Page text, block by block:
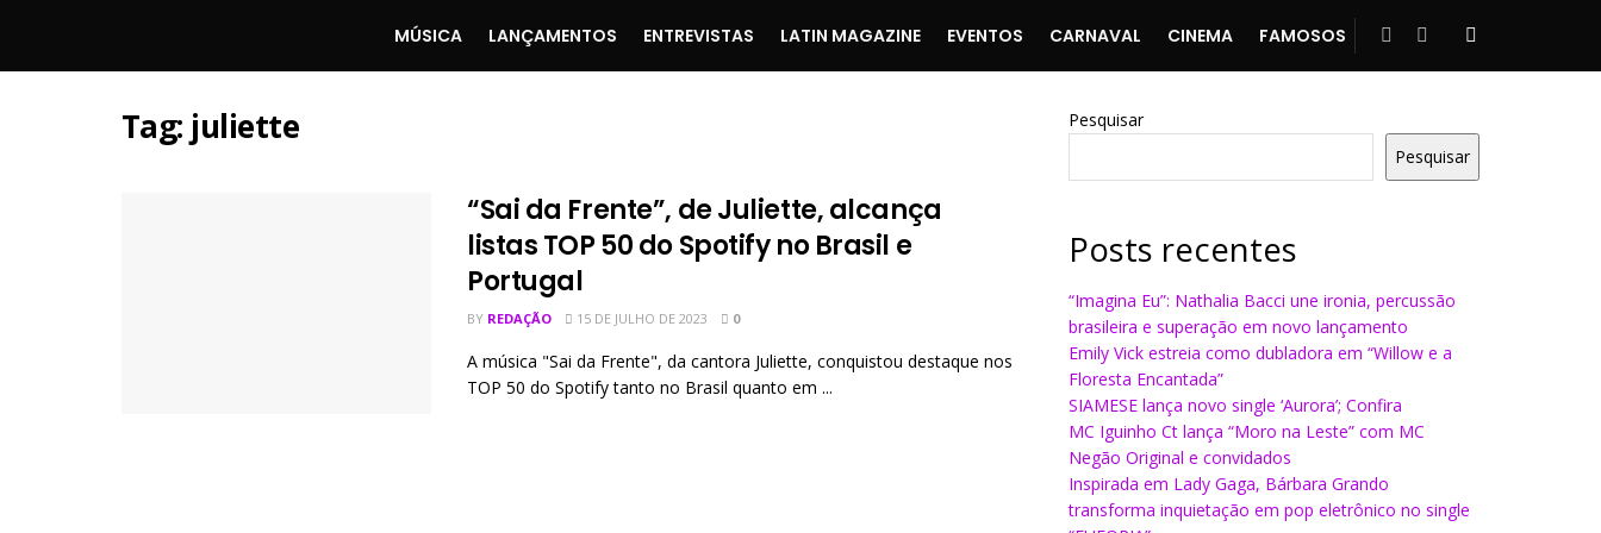
MÚSICA LANÇAMENTOS ENTREVISTAS LATIN MAGAZINE EVENTOS CARNAVAL CINEMA FAMOSOS
Tag: juliette
“Sai da Frente”, de Juliette, alcança
listas TOP 50 do Spotify no Brasil e
Portugal
BY REDAÇÃO 15 DE JULHO DE 2023 0
A música "Sai da Frente", da cantora Juliette, conquistou destaque nos
TOP 50 do Spotify tanto no Brasil quanto em ...
Pesquisar
Pesquisar
Posts recentes
“Imagina Eu”: Nathalia Bacci une ironia, percussão
brasileira e superação em novo lançamento
Emily Vick estreia como dubladora em “Willow e a
Floresta Encantada”
SIAMESE lança novo single ‘Aurora’; Confira
MC Iguinho Ct lança “Moro na Leste” com MC
Negão Original e convidados
Inspirada em Lady Gaga, Bárbara Grando
transforma inquietação em pop eletrônico no single